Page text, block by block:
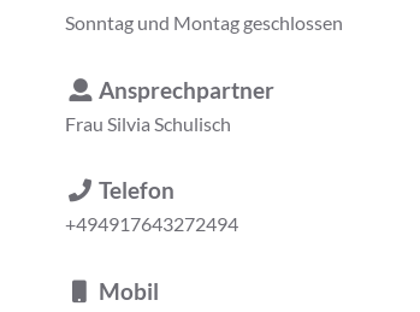
Sonntag und Montag geschlossen
Ansprechpartner
Frau Silvia Schulisch
Telefon
+494917643272494
Mobil